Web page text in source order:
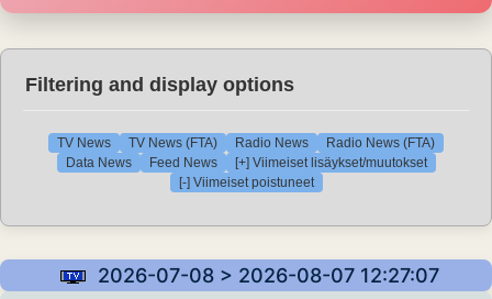
Filtering and display options
TV News TV News (FTA) Radio News
Radio News (FTA)
Data News
Feed News
[+] Viimeiset lisäykset/muutokset
[-] Viimeiset poistuneet
2026-07-08 > 2026-08-07 12:27:07